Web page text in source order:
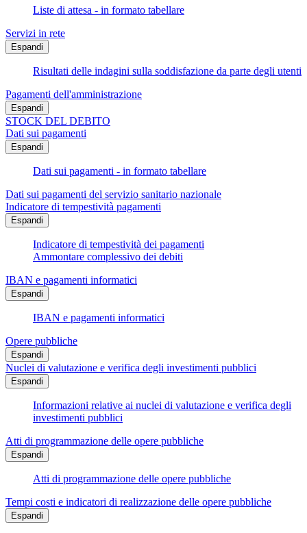
Liste di attesa - in formato tabellare
Servizi in rete
Espandi
Risultati delle indagini sulla soddisfazione da parte degli utenti
Pagamenti dell'amministrazione
Espandi
STOCK DEL DEBITO
Dati sui pagamenti
Espandi
Dati sui pagamenti - in formato tabellare
Dati sui pagamenti del servizio sanitario nazionale
Indicatore di tempestività pagamenti
Espandi
Indicatore di tempestività dei pagamenti
Ammontare complessivo dei debiti
IBAN e pagamenti informatici
Espandi
IBAN e pagamenti informatici
Opere pubbliche
Espandi
Nuclei di valutazione e verifica degli investimenti pubblici
Espandi
Informazioni relative ai nuclei di valutazione e verifica degli
investimenti pubblici
Atti di programmazione delle opere pubbliche
Espandi
Atti di programmazione delle opere pubbliche
Tempi costi e indicatori di realizzazione delle opere pubbliche
Espandi